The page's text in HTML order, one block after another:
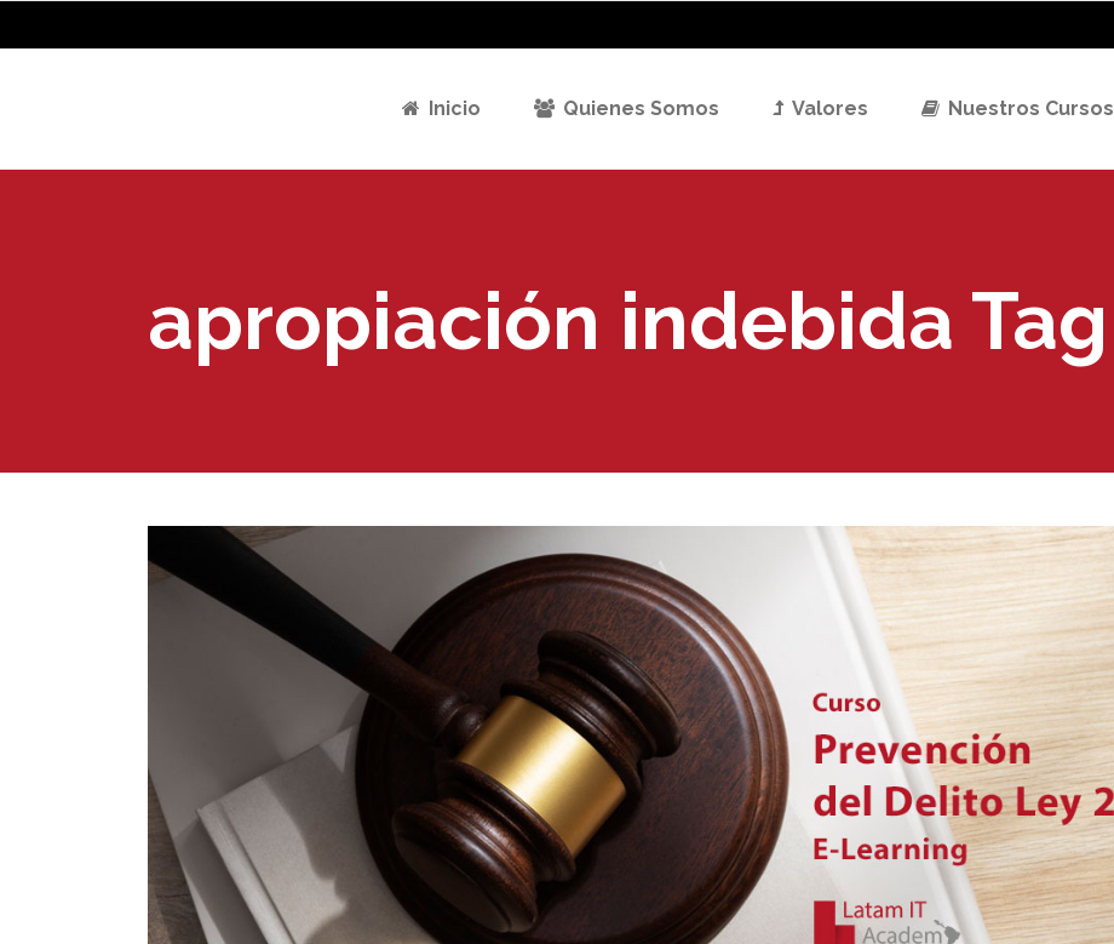
Inicio Quienes Somos Valores Nuestros Cursos
apropiación indebida Tag